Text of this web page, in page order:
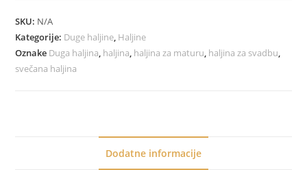
SKU: N/A
Kategorije: Duge haljine, Haljine
Oznake Duga haljina, haljina, haljina za maturu, haljina za svadbu,
svečana haljina
Dodatne informacije